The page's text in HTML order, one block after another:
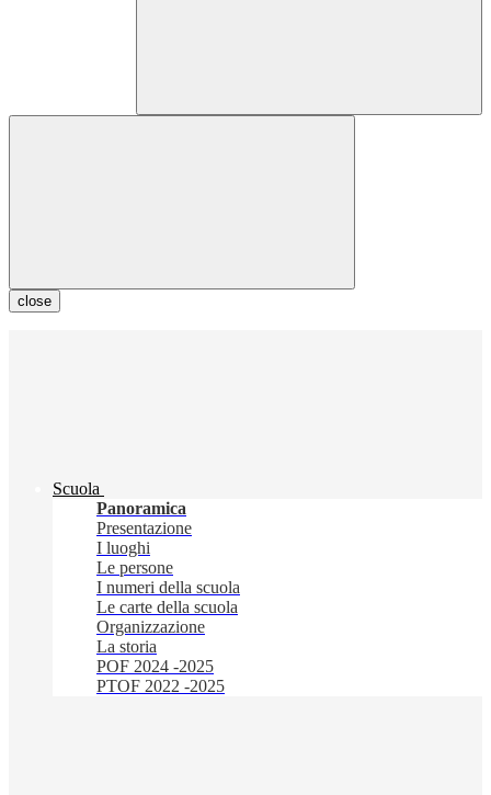
close
Scuola
Panoramica
Presentazione
I luoghi
Le persone
I numeri della scuola
Le carte della scuola
Organizzazione
La storia
POF 2024 -2025
PTOF 2022 -2025